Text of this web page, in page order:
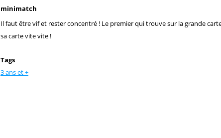
minimatch
Il faut être vif et rester concentré ! Le premier qui trouve sur la grande
sa carte vite vite !
Tags
3 ans et +